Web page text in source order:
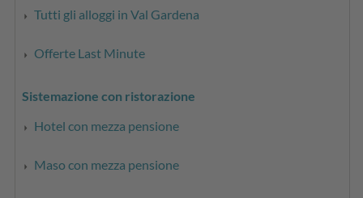
Tutti gli alloggi in Val Gardena
Offerte Last Minute
Sistemazione con ristorazione
Hotel con mezza pensione
Maso con mezza pensione